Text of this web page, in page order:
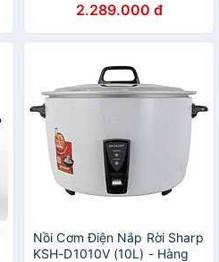
hãng có 5 chế độ nấu, dây
điện tháo rời - JoyMall
2.289.000 đ
Nồi Cơm Điện Nắp Rời Sharp
KSH-D1010V (10L) - Hàng